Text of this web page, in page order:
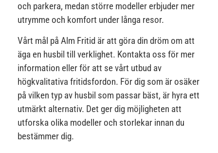
och parkera, medan större modeller erbjuder mer
utrymme och komfort under långa resor.
Vårt mål på Alm Fritid är att göra din dröm om att
äga en husbil till verklighet. Kontakta oss för mer
information eller för att se vårt utbud av
högkvalitativa fritidsfordon. För dig som är osäker
på vilken typ av husbil som passar bäst, är hyra ett
utmärkt alternativ. Det ger dig möjligheten att
utforska olika modeller och storlekar innan du
bestämmer dig.